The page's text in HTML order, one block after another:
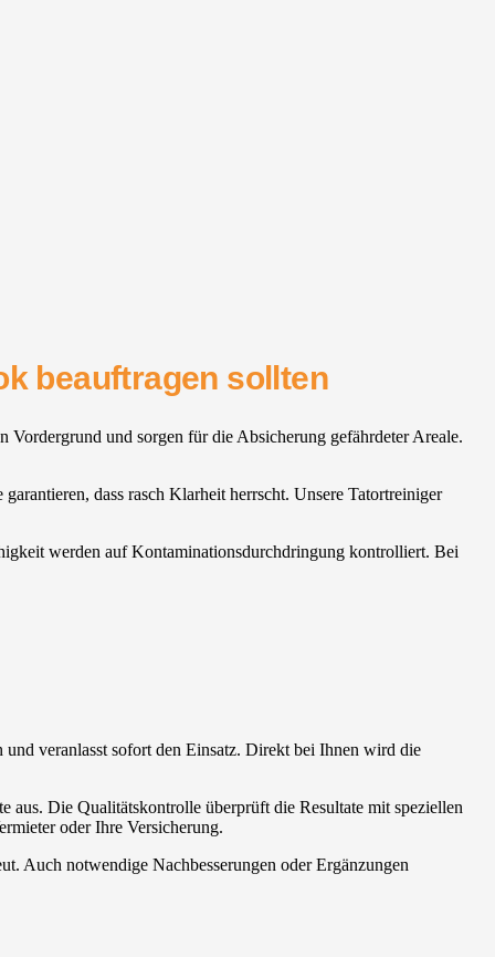
beauftragen sollten
Vordergrund und sorgen für die Absicherung gefährdeter Areale.
dass rasch Klarheit herrscht. Unsere Tatortreiniger
werden auf Kontaminationsdurchdringung kontrolliert. Bei
veranlasst sofort den Einsatz. Direkt bei Ihnen wird die
Die Qualitätskontrolle überprüft die Resultate mit speziellen
oder Ihre Versicherung.
Auch notwendige Nachbesserungen oder Ergänzungen